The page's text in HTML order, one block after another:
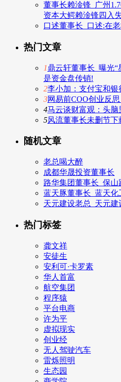
董事长赖淦锋_广州
资本大鳄赖淦锋四入
口述董事长_口述:在
热门文章
1鼎云轩董事长_曝光
是资金盘传销!
2李小加：支付宝和
3网易前COO创业反
4马云谈财富观：头
5风流董事长未删节
随机文章
老总喝大醉
成都华晟投资董事长
路华集团董事长_保
蓝天豚董事长_蓝天
天元建设老总_天元建
热门标签
龚文祥
安徒生
安利可·卡罗素
华人首富
航空集团
程序猿
平台电商
许为平
虚拟现实
创业经
无人驾驶汽车
雷烁照明
生态园